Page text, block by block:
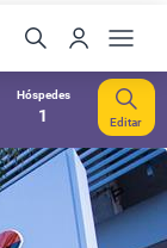
Hóspedes
1 Editar